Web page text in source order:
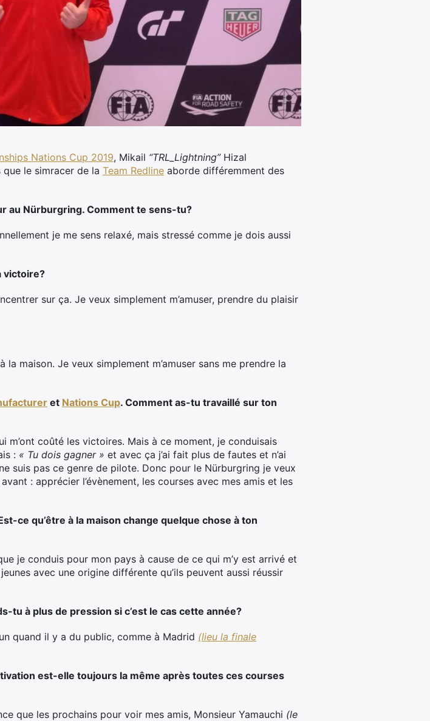
Nations Cup 2019, Mikail “TRL_Lightning”Hizal
que le simracer de la Team Redline aborde différemment des
au Nürburgring. Comment te sens-tu?
je me sens relaxé, mais stressé comme je dois aussi
victoire?
sur ça. Je veux simplement m’amuser, prendre du plaisir
maison. Je veux simplement m’amuser sans me prendre la
et Nations Cup. Comment as-tu travaillé sur ton
m’ont coûté les victoires. Mais à ce moment, je conduisais
: « Tu dois gagner » et avec ça j’ai fait plus de fautes et n’ai
suis pas ce genre de pilote. Donc pour le Nürburgring je veux
: apprécier l’évènement, les courses avec mes amis et les
ce qu’être à la maison change quelque chose à ton
je conduis pour mon pays à cause de ce qui m’y est arrivé et
avec une origine différente qu’ils peuvent aussi réussir
tu à plus de pression si c’est le cas cette année?
quand il y a du public, comme à Madrid (lieu la finale
est-elle toujours la même après toutes ces courses
que les prochains pour voir mes amis, Monsieur Yamauchi (le